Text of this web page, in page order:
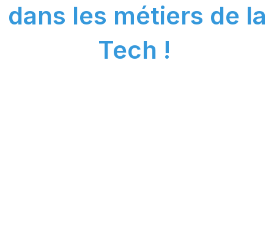
dans les métiers de la
Tech !